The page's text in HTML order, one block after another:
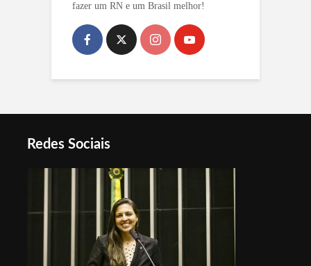
fazer um RN e um Brasil melhor!
Redes Sociais